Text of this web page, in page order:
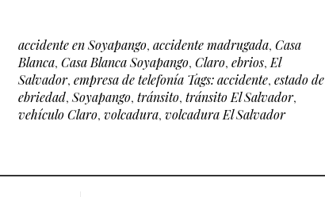
accidente en Soyapango, accidente madrugada, Casa
Blanca, Casa Blanca Soyapango, Claro, ebrios,El
Salvador, empresa de telefonía Tags: accidente, estado de
ebriedad,Soyapango, tránsito, tránsito El Salvador,
vehículo Claro, volcadura, volcadura El Salvador